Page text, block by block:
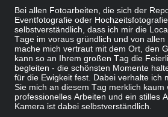
Bei allen Fotoarbeiten, die sich der
Eventfotografie oder
selbstverständlich, dass ich mir die
Tage im voraus gründlich und von allen
mache mich vertraut mit dem Ort, den
kann so an Ihrem großen Tag die
begleiten - die schönsten Momente
für die Ewigkeit fest. Dabei verhalte ich
Sie mich an diesem Tag merklich kaum
professionelles Arbeiten und ein stilles
Kamera ist dabei selbstverständlich.